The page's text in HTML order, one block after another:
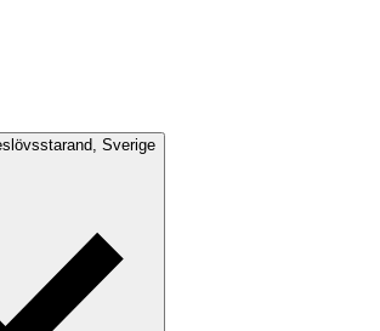
Sverige